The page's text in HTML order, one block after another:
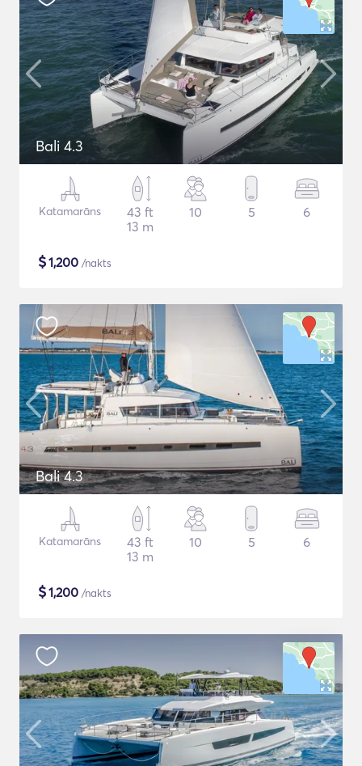
Bali 4.3
Katamarāns
43 ft
13 m
10 5 6
$1,200 /nakts
Bali 4.3
Katamarāns
43 ft
13 m
10 5 6
$1,200 /nakts